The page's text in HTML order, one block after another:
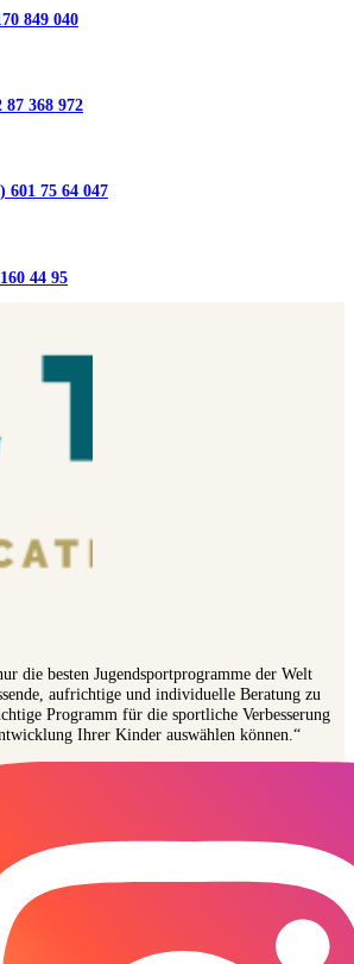
849 040
87 368 972
601 75 64 047
44 95
die besten Jugendsportprogramme der Welt
aufrichtige und individuelle Beratung zu
Programm für die sportliche Verbesserung
Ihrer Kinder auswählen können.“